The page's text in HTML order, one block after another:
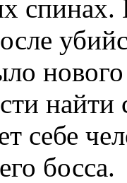
спинах.
найти
себе
босса.